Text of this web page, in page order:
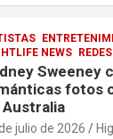
NEWS
Sweeney
fotos
Australia
julio de 2026